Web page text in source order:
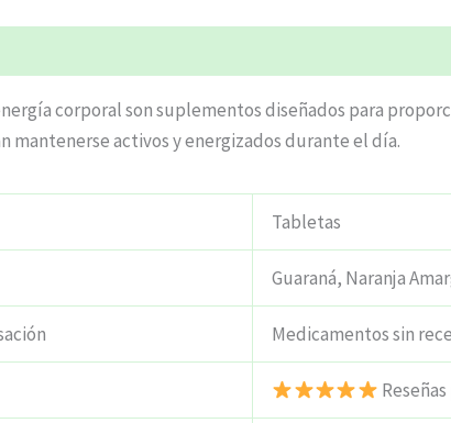
corporal son suplementos diseñados para
mantenerse activos y energizados durante el día.
Tabletas
Guaraná, Naranja
Medicamentos sin